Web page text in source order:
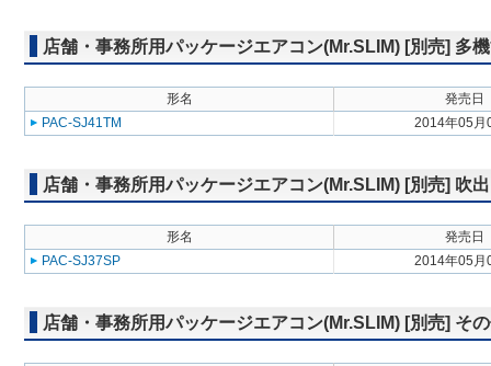
店舗・事務所用パッケージエアコン(Mr.SLIM) [別売] 多
形名
発売日
PAC-SJ41TM
2014年05月
店舗・事務所用パッケージエアコン(Mr.SLIM) [別売] 吹
形名
発売日
PAC-SJ37SP
2014年05月
店舗・事務所用パッケージエアコン(Mr.SLIM) [別売] そ